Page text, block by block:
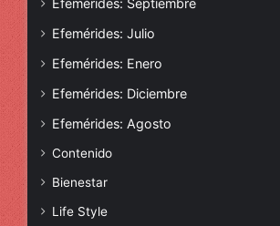
Efemérides: Septiembre
Efemérides: Julio
Efemérides: Enero
Efemérides: Diciembre
Efemérides: Agosto
Contenido
Bienestar
Life Style